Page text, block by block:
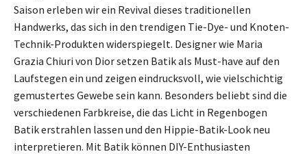
Saison erleben wir ein Revival dieses traditionellen
Handwerks, das sich in den trendigen Tie-Dye- und Knoten-
Technik-Produkten widerspiegelt. Designer wie Maria
Grazia Chiuri von Dior setzen Batik als Must-have auf den
Laufstegen ein und zeigen eindrucksvoll, wie vielschichtig
gemustertes Gewebe sein kann. Besonders beliebt sind die
verschiedenen Farbkreise, die das Licht in Regenbogen
Batik erstrahlen lassen und den Hippie-Batik-Look neu
interpretieren. Mit Batik können DIY-Enthusiasten